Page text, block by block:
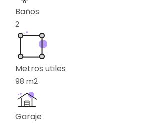
Baños
2
Metros utiles
98 m2
Garaje